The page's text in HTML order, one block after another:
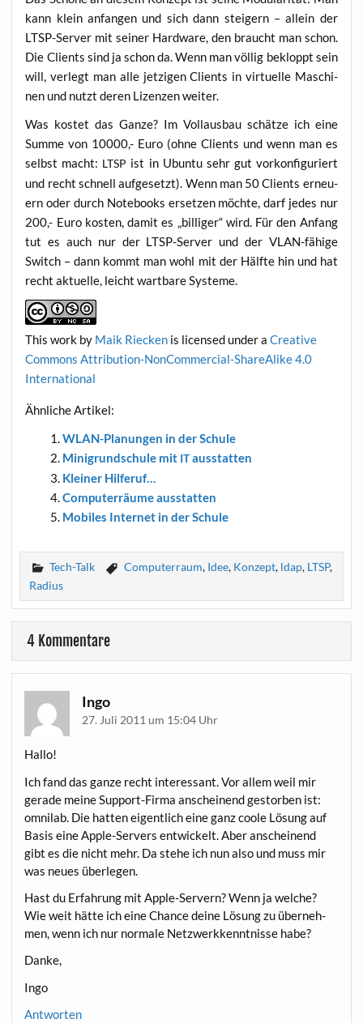
kann klein anfan­gen und sich dann stei­gern – allein der
LTSP-Ser­ver mit sei­ner Hard­ware, den braucht man schon.
Die Cli­ents sind ja schon da. Wenn man völ­lig bekloppt sein
will, ver­legt man alle jet­zi­gen Cli­ents in vir­tu­el­le Maschi­
nen und nutzt deren Lizen­zen weiter.
Was kos­tet das Gan­ze? Im Voll­aus­bau schät­ze ich eine
Sum­me von 10000,- Euro (ohne Cli­ents und wenn man es
selbst macht: LTSP ist in Ubun­tu sehr gut vor­kon­fi­gu­riert
und recht schnell auf­ge­setzt). Wenn man 50 Cli­ents erneu­
ern oder durch Note­books erset­zen möch­te, darf jedes nur
200,- Euro kos­ten, damit es „bil­li­ger“ wird. Für den Anfang
tut es auch nur der LTSP-Ser­ver und der VLAN-fähi­ge
Switch – dann kommt man wohl mit der Hälf­te hin und hat
recht aktu­el­le, leicht wart­ba­re Systeme.
This work by Maik Riecken is licen­sed under aCrea­ti­ve
Com­mons Attri­bu­ti­on-Non­Com­mer­cial-ShareA­li­ke 4.0
International
Ähn­li­che Artikel:
WLAN-Pla­nun­gen in der Schule
Mini­grund­schu­le mit ITausstatten
Klei­ner Hilferuf…
Com­pu­ter­räu­me ausstatten
Mobi­les Inter­net in der Schule
Tech-Talk Computerraum, Idee, Konzept, ldap, LTSP,
Radius
4 Kommentare
Ingo
27. Juli 2011 um 15:04 Uhr
Hal­lo!
Ich fand das gan­ze recht inter­es­sant. Vor allem weil mir
gera­de mei­ne Sup­port-Fir­ma anschei­nend gestor­ben ist:
omni­lab. Die hat­ten eigent­lich eine ganz coo­le Lösung auf
Basis eine Apple-Ser­vers ent­wi­ckelt. Aber anschei­nend
gibt es die nicht mehr. Da ste­he ich nun also und muss mir
was neu­es überlegen.
Hast du Erfah­rung mit Apple-Ser­vern? Wenn ja wel­che?
Wie weit hät­te ich eine Chan­ce dei­ne Lösung zu über­neh­
men, wenn ich nur nor­ma­le Netz­werk­kennt­nis­se habe?
Dan­ke,
Ingo
Antworten